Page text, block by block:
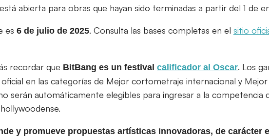
abierta para obras que hayan sido terminadas a partir del 1 de
es 6 de julio de 2025. Consulta las bases completas en el sitio
recordar que BitBang es un festival calificador al Oscar. Los
en las categorías de Mejor cortometraje internacional y
serán automáticamente elegibles para ingresar a la competencia
y promueve propuestas artísticas innovadoras, de carácter